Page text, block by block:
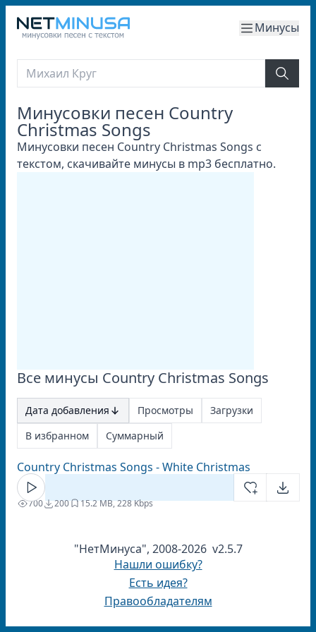
Минусы
Минусовки песен Country
Christmas Songs
Минусовки песен Country Christmas Songs с
текстом, скачивайте минусы в mp3 бесплатно.
Все минусы Country Christmas Songs
Дата добавления Просмотры
Загрузки
В избранном
Суммарный
Country Christmas Songs - White Christmas
700 200 15.2 MB, 228 Kbps
"НетМинуса", 2008-2026 v2.5.7
Нашли ошибку?
Есть идея?
Правообладателям